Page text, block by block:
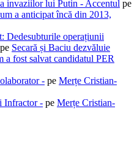
invaziilor lui Putin - Accentul pe
a anticipat încă din 2013,
Dedesubturile operațiunii
pe Secară și Baciu dezvăluie
a fost salvat candidatul PER
- pe Merțe Cristian-
Infractor - pe Merțe Cristian-